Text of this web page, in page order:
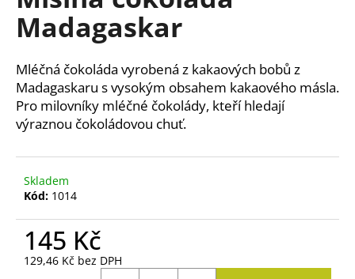
0,0
hvězdiček.
Madagaskar
Mléčná čokoláda vyrobená z kakaových bobů z
Madagaskaru s vysokým obsahem kakaového másla.
Pro milovníky mléčné čokolády, kteří hledají
výraznou čokoládovou chuť.
Skladem
Kód: 1014
145 Kč
129,46 Kč bez DPH
a
j
í
t
?
D